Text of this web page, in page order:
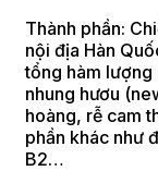
Thành phần:
nội địa Hàn
tổng hàm lượng
nhung hươu
hoàng, rễ cam
phần khác như
B2…